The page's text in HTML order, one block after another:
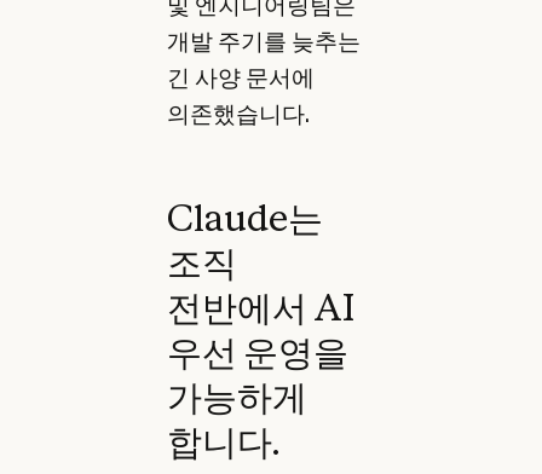
개발 주기를 늦추는
긴 사양 문서에
의존했습니다.
Claude는
조직
전반에서 AI
우선 운영을
가능하게
합니다.